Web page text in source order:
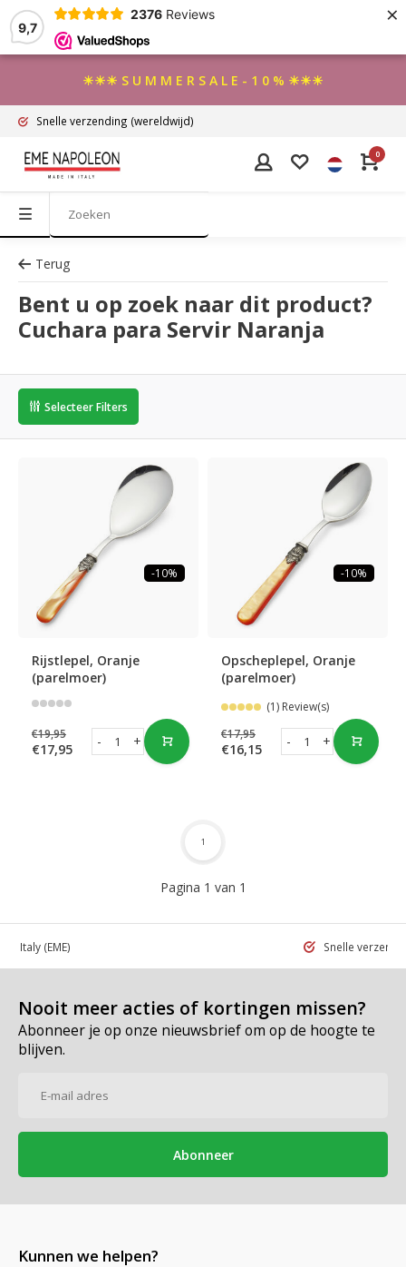
9,7
2376 Reviews ×
☀☀☀ S U M M E R S A L E - 1 0 % ☀☀☀
Snelle verzending (wereldwijd)
0
Terug
Bent u op zoek naar dit product?
Cuchara para Servir Naranja
Selecteer Filters
-10%
Rijstlepel, Oranje
(parelmoer)
€19,95
€17,95 +
-
-10%
Opscheplepel, Oranje
(parelmoer)
(1) Review(s)
€17,95
€16,15 +
-
Pagina 1 van 1
1
in Italy (EME) Snelle
Nooit meer acties of kortingen missen?
Abonneer je op onze nieuwsbrief om op de hoogte te
blijven.
Abonneer
Kunnen we helpen?